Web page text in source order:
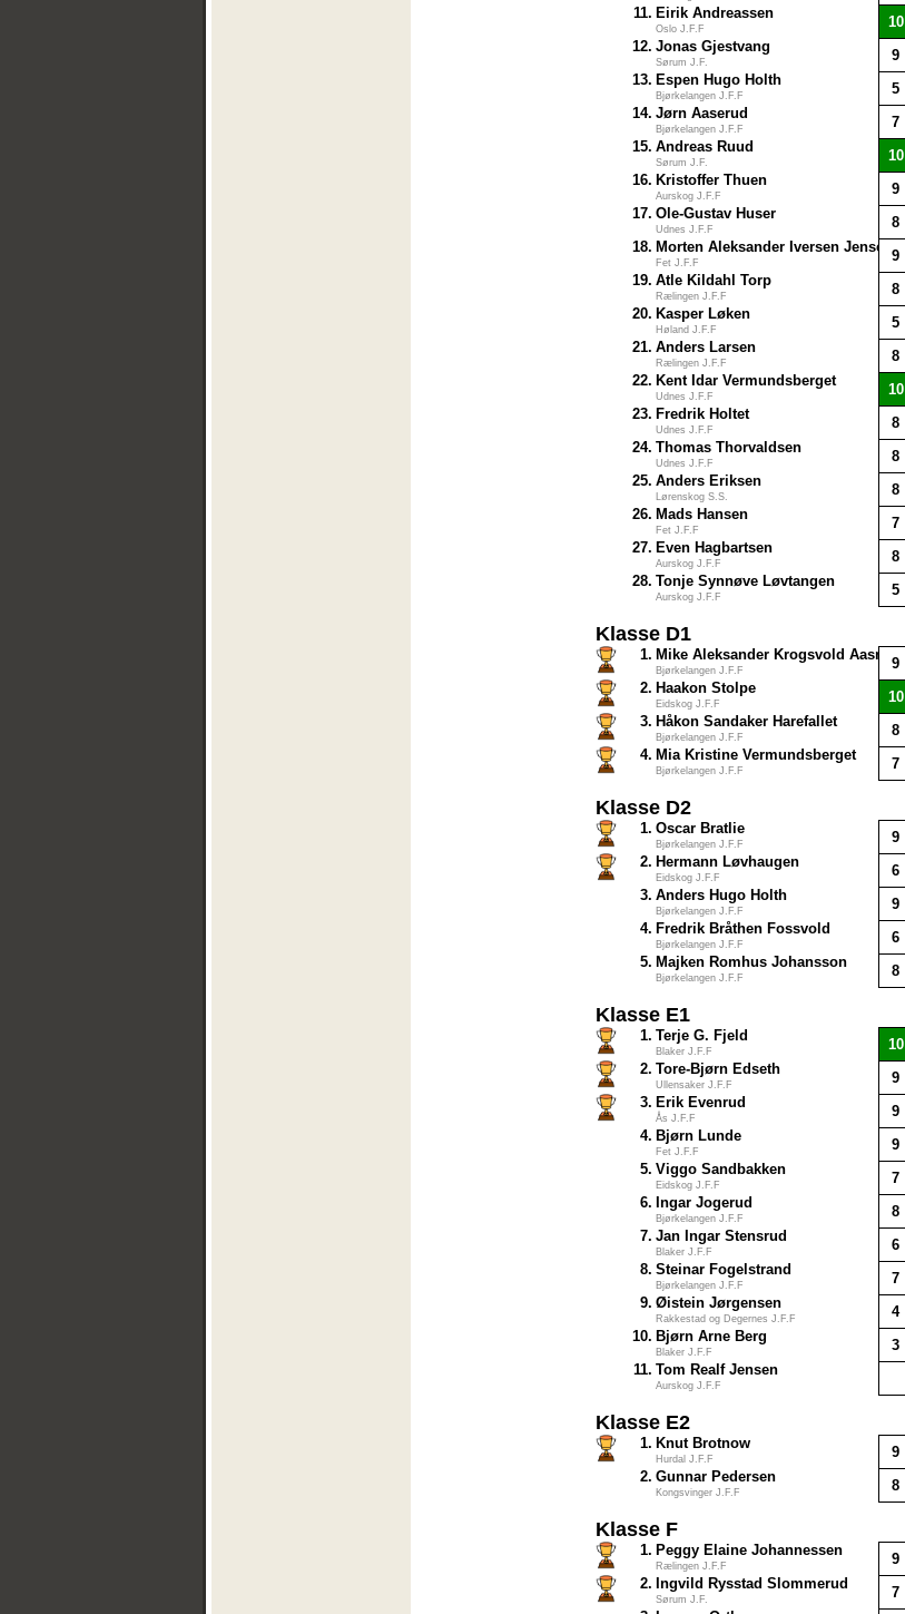
11. Eirik Andreassen
Oslo J.F.F 10
12. Jonas Gjestvang
Sørum J.F. 9
13. Espen Hugo Holth
Bjørkelangen J.F.F 5
14. Jørn Aaserud
Bjørkelangen J.F.F 7
15. Andreas Ruud
Sørum J.F. 10
16. Kristoffer Thuen
Aurskog J.F.F 9
17. Ole-Gustav Huser
Udnes J.F.F 8
18. Morten Aleksander Iversen Jensen
Fet J.F.F 9
19. Atle Kildahl Torp
Rælingen J.F.F 8
20. Kasper Løken
Høland J.F.F 5
21. Anders Larsen
Rælingen J.F.F 8
22. Kent Idar Vermundsberget
Udnes J.F.F 10
23. Fredrik Holtet
Udnes J.F.F 8
24. Thomas Thorvaldsen
Udnes J.F.F 8
25. Anders Eriksen
Lørenskog S.S. 8
26. Mads Hansen
Fet J.F.F 7
27. Even Hagbartsen
Aurskog J.F.F 8
28. Tonje Synnøve Løvtangen
Aurskog J.F.F 5
Klasse D1
1. Mike Aleksander Krogsvold Aasnes
Bjørkelangen J.F.F 9
2. Haakon Stolpe
Eidskog J.F.F 10
3. Håkon Sandaker Harefallet
Bjørkelangen J.F.F 8
4. Mia Kristine Vermundsberget
Bjørkelangen J.F.F 7
Klasse D2
1. Oscar Bratlie
Bjørkelangen J.F.F 9
2. Hermann Løvhaugen
Eidskog J.F.F 6
3. Anders Hugo Holth
Bjørkelangen J.F.F 9
4. Fredrik Bråthen Fossvold
Bjørkelangen J.F.F 6
5. Majken Romhus Johansson
Bjørkelangen J.F.F 8
Klasse E1
1. Terje G. Fjeld
Blaker J.F.F 10
2. Tore-Bjørn Edseth
Ullensaker J.F.F 9
3. Erik Evenrud
Ås J.F.F 9
4. Bjørn Lunde
Fet J.F.F 9
5. Viggo Sandbakken
Eidskog J.F.F 7
6. Ingar Jogerud
Bjørkelangen J.F.F 8
7. Jan Ingar Stensrud
Blaker J.F.F 6
8. Steinar Fogelstrand
Bjørkelangen J.F.F 7
9. Øistein Jørgensen
Rakkestad og Degernes J.F.F 4
10. Bjørn Arne Berg
Blaker J.F.F 3
11. Tom Realf Jensen
Aurskog J.F.F
Klasse E2
1. Knut Brotnow
Hurdal J.F.F 9
2. Gunnar Pedersen
Kongsvinger J.F.F 8
Klasse F
1. Peggy Elaine Johannessen
Rælingen J.F.F 9
2. Ingvild Rysstad Slommerud
Sørum J.F. 7